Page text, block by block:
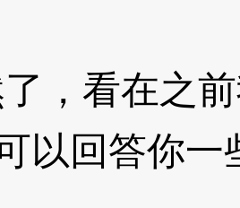
看在之前
以回答你一